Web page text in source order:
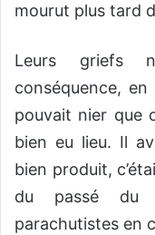
mourut plus tard
Leurs griefs
conséquence,
pouvait nier que
bien eu lieu. Il
bien produit,
du passé du
parachutistes en